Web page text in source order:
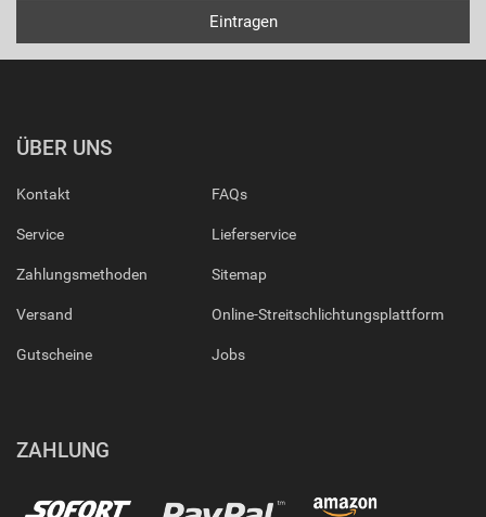
ÜBER UNS
Kontakt
Service
Zahlungsmethoden
Versand
Gutscheine
FAQs
Lieferservice
Sitemap
Online-Streitschlichtungsplattform
Jobs
ZAHLUNG